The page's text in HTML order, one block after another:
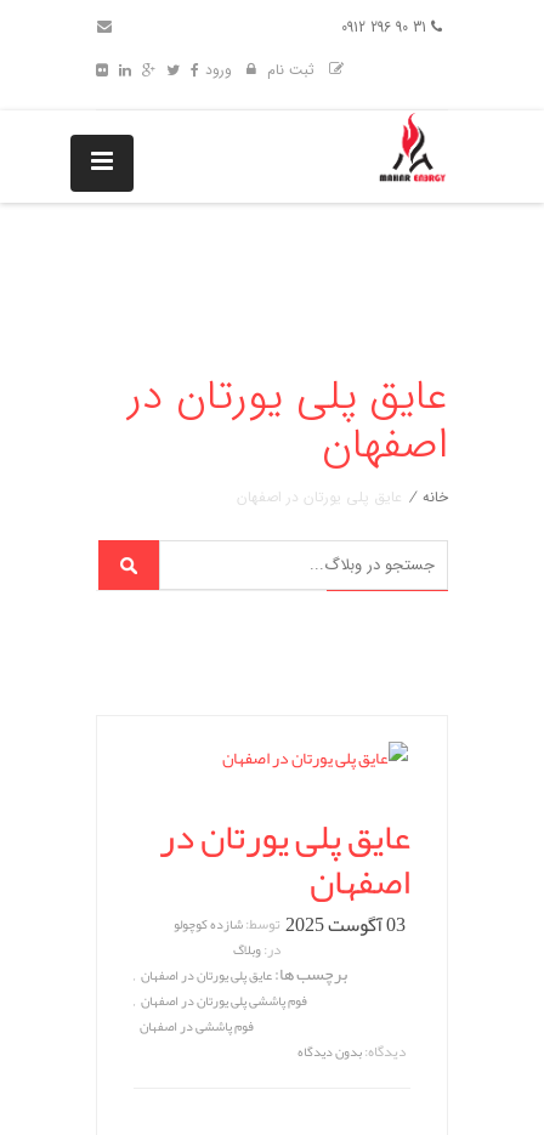
ثبت نام
ورود
عایق پلی یورتان در
اصفهان
خانه / عایق پلی یورتان در اصفهان
عایق پلی یورتان در
اصفهان
03 آگوست 2025 توسط:شازده کوچولو
در:وبلاگ
برچسب ها:عایق پلی یورتان در اصفهان ,
فوم پاششی پلی یورتان در اصفهان ,
فوم پاششی در اصفهان
دیدگاه:بدون دیدگاه